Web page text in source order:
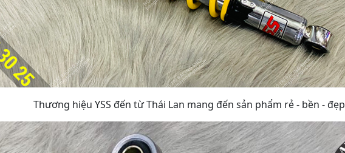
Thương hiệu YSS đến từ Thái Lan mang đến sản phẩm rẻ - bền - đẹp